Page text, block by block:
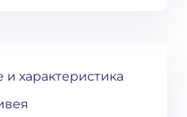
и характеристика